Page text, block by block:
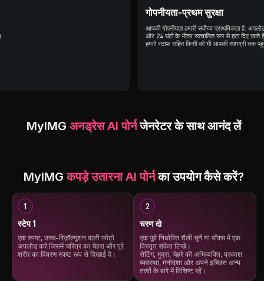
गोपनीयता-प्रथम सुरक्षा
आपकी गोपनीयता हमारी सर्वोच्च प्राथमिकता है.
और 24 घंटों के भीतर स्वचालित रूप से हटा दिए जाते
हमारे स्टाफ सहित किसी को भी आपकी सामग्री तक
MyIMG अनड्रेस AI पोर्नजेनरेटर के साथ आनंद लें
चाहे आप सुरुचिपूर्ण, मोहक, या कलात्मक
शैली चाहते हों, Myimg आपको उत्कृष्ट
शारीरिक सटीकता और विवरण के साथ एक
नग्न संग्रह बनाने में मदद करता है।
Myimg आपको कई अलग-अलग शैलियों में
कपड़े निकालने की अनुमति देता है।
अपनी इच्छानुसार किसी अन्य सेटिंग में।
सेकंडों में रोमांचक, यथार्थवादी
बनाने की सुविधा देता है।
अब ज्यादा इंतजार नहीं करना
और जब भी आपको विश्राम या
की आवश्यकता हो तो तुरंत, उच्च-
MyIMG कपड़े उतारना AI पोर्नका उपयोग कैसे करें?
स्टेप 1
एक स्पष्ट, उच्च-रिज़ॉल्यूशन वाली फ़ोटो
अपलोड करें जिसमें चरित्र का चेहरा और पूरे
शरीर का विवरण स्पष्ट रूप से दिखाई दे।
चरण दो
एक पूर्व निर्धारित शैली चुनें या बॉक्स में एक
विस्तृत संकेत लिखें।
सेटिंग, मुद्रा, चेहरे की अभिव्यक्ति, प्रकाश
व्यवस्था, मनोदशा और अपने इच्छित अन्य
तत्वों के बारे में विशिष्ट रहें।